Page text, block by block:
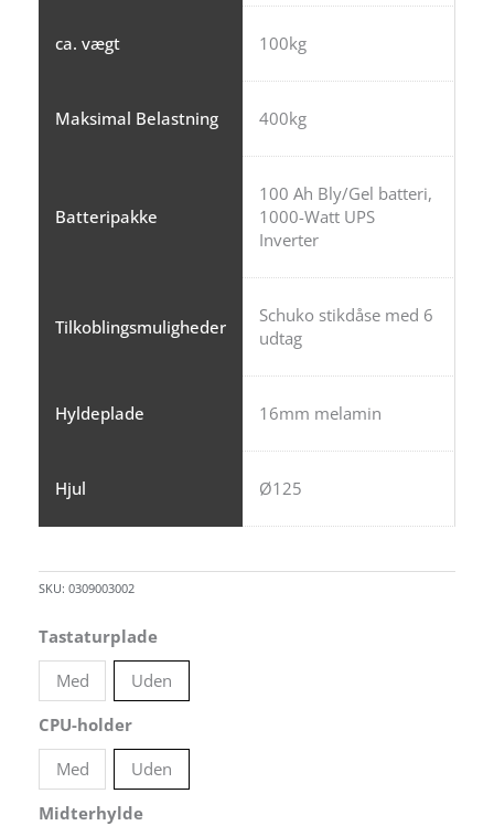
ca. vægt 100kg
Maksimal Belastning 400kg
Batteripakke
100 Ah Bly/Gel batteri,
1000-Watt UPS
Inverter
Tilkoblingsmuligheder
Schuko stikdåse med 6
udtag
Hyldeplade 16mm melamin
Hjul Ø125
SKU: 0309003002
Tastaturplade
Med
Uden
CPU-holder
Med
Uden
Midterhylde
Plukvogn
på
batteri
–
1220x600x1050
mm
antal